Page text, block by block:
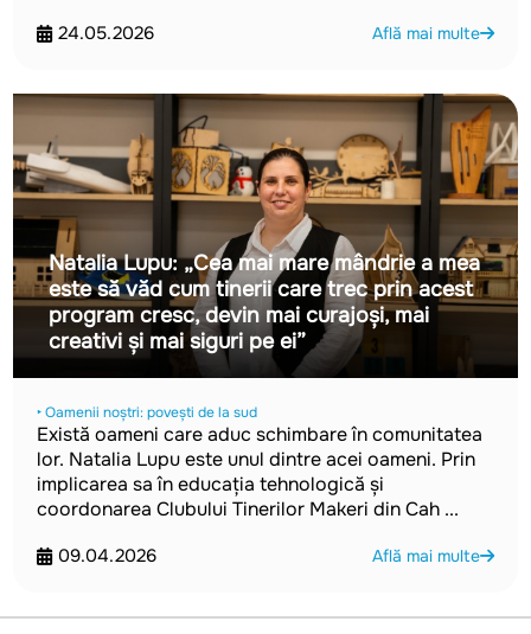
24.05.2026 Află mai multe
Natalia Lupu: „Cea mai mare mândrie a mea
este să văd cum tinerii care trec prin acest
program cresc, devin mai curajoși, mai
creativi și mai siguri pe ei”
‣ Oamenii noștri: povești de la sud
Există oameni care aduc schimbare în comunitatea
lor. Natalia Lupu este unul dintre acei oameni. Prin
implicarea sa în educația tehnologică și
coordonarea Clubului Tinerilor Makeri din Cah ...
09.04.2026 Află mai multe